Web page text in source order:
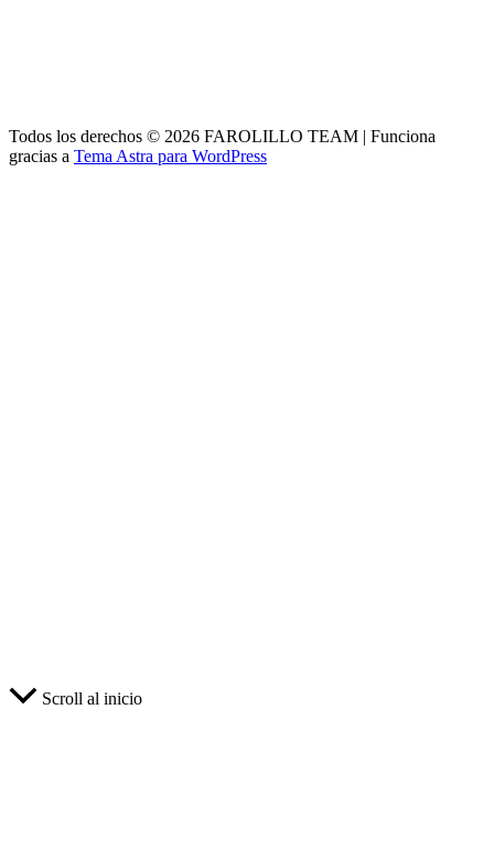
Todos los derechos © 2026 FAROLILLO TEAM | Funciona
gracias a Tema Astra para WordPress
Scroll al inicio